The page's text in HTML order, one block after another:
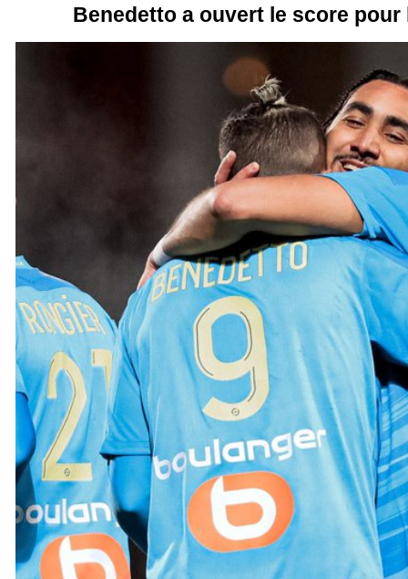
Benedetto a ouvert le score pour